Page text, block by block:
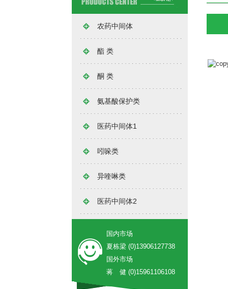
农药中间体
酯 类
酮 类
氨基酸保护类
医药中间体1
吲哚类
异喹啉类
医药中间体2
国内市场
夏栋梁 (0)13906127738
国外市场
蒋 健 (0)15961106108